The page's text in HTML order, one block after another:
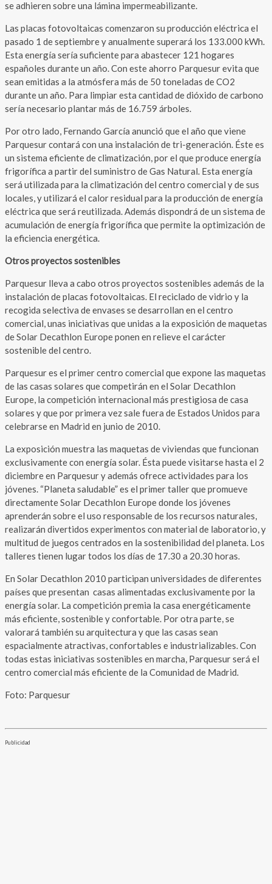
se adhieren sobre una lámina impermeabilizante.
Las placas fotovoltaicas comenzaron su producción eléctrica el
pasado 1 de septiembre y anualmente superará los 133.000 kWh.
Esta energía sería suficiente para abastecer 121 hogares
españoles durante un año. Con este ahorro Parquesur evita que
sean emitidas a la atmósfera más de 50 toneladas de CO2
durante un año. Para limpiar esta cantidad de dióxido de carbono
sería necesario plantar más de 16.759 árboles.
Por otro lado, Fernando García anunció que el año que viene
Parquesur contará con una instalación de tri-generación. Éste es
un sistema eficiente de climatización, por el que produce energía
frigorífica a partir del suministro de Gas Natural. Esta energía
será utilizada para la climatización del centro comercial y de sus
locales, y utilizará el calor residual para la producción de energía
eléctrica que será reutilizada. Además dispondrá de un sistema de
acumulación de energía frigorífica que permite la optimización de
la eficiencia energética.
Otros proyectos sostenibles
Parquesur lleva a cabo otros proyectos sostenibles además de la
instalación de placas fotovoltaicas. El reciclado de vidrio y la
recogida selectiva de envases se desarrollan en el centro
comercial, unas iniciativas que unidas a la exposición de maquetas
de Solar Decathlon Europe ponen en relieve el carácter
sostenible del centro.
Parquesur es el primer centro comercial que expone las maquetas
de las casas solares que competirán en el Solar Decathlon
Europe, la competición internacional más prestigiosa de casa
solares y que por primera vez sale fuera de Estados Unidos para
celebrarse en Madrid en junio de 2010.
La exposición muestra las maquetas de viviendas que funcionan
exclusivamente con energía solar. Ésta puede visitarse hasta el 2
diciembre en Parquesur y además ofrece actividades para los
jóvenes. “Planeta saludable” es el primer taller que promueve
directamente Solar Decathlon Europe donde los jóvenes
aprenderán sobre el uso responsable de los recursos naturales,
realizarán divertidos experimentos con material de laboratorio, y
multitud de juegos centrados en la sostenibilidad del planeta. Los
talleres tienen lugar todos los días de 17.30 a 20.30 horas.
En Solar Decathlon 2010 participan universidades de diferentes
países que presentan casas alimentadas exclusivamente por la
energía solar. La competición premia la casa energéticamente
más eficiente, sostenible y confortable. Por otra parte, se
valorará también su arquitectura y que las casas sean
espacialmente atractivas, confortables e industrializables. Con
todas estas iniciativas sostenibles en marcha, Parquesur será el
centro comercial más eficiente de la Comunidad de Madrid.
Foto: Parquesur
Publicidad